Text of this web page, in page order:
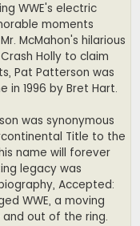
WWE's electric
moments
McMahon's hilarious
Holly to claim
Pat Patterson was
in 1996 by Bret Hart.
was synonymous
Title to the
name will forever
legacy was
Accepted:
WWE, a moving
out of the ring.